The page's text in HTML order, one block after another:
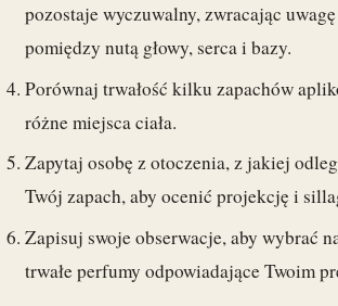
pozostaje wyczuwalny, zwracając
pomiędzy nutą głowy, serca i bazy.
Porównaj trwałość kilku zapachów
różne miejsca ciała.
Zapytaj osobę z otoczenia, z jakiej
Twój zapach, aby ocenić projekcję i
Zapisuj swoje obserwacje, aby wybrać
trwałe perfumy odpowiadające Twoim